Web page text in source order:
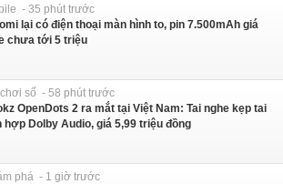
- 35 phút trước
lại có điện thoại màn hình to, pin 7.500mAh giá
chưa tới 5 triệu
số - 58 phút trước
OpenDots 2 ra mắt tại Việt Nam: Tai nghe kẹp tai
hợp Dolby Audio, giá 5,99 triệu đồng
phá - 1 giờ trước